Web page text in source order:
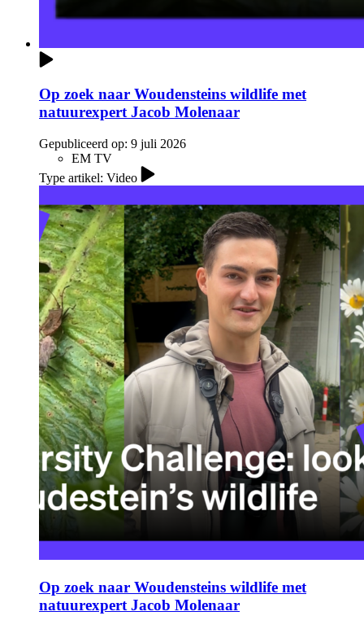
Op zoek naar Woudensteins wildlife met
natuurexpert Jacob Molenaar
Gepubliceerd op: 9 juli 2026
EM TV
Type artikel: Video
Op zoek naar Woudensteins wildlife met
natuurexpert Jacob Molenaar